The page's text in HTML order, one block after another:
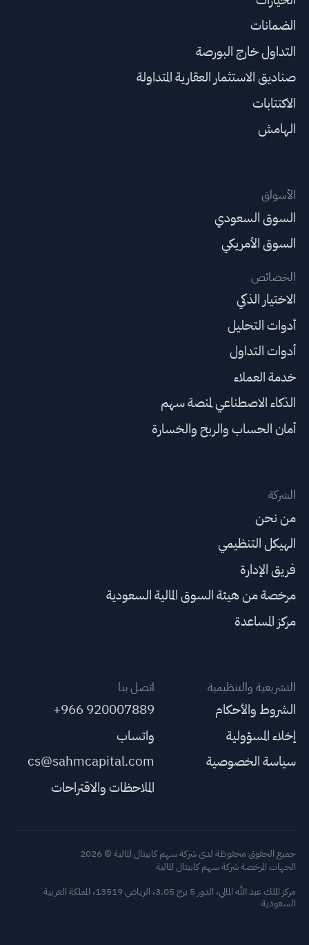
الضمانات
التداول خارج البورصة
صناديق الاستثمار العقارية المتداولة
الاكتتابات
الهامش
الأسواق
السوق السعودي
السوق الأمريكي
الخصائص
الاختيار الذكي
أدوات التحليل
أدوات التداول
خدمة العملاء
الذكاء الاصطناعي لمنصة سهم
أمان الحساب والربح والخسارة
الشركة
من نحن
الهيكل التنظيمي
فريق الإدارة
مرخصة من هيئة السوق المالية السعودية
مركز المساعدة
التشريعية والتنظيمية
الشروط والأحكام
إخلاء المسؤولية
سياسة الخصوصية
اتصل بنا
+966 920007889
واتساب
cs@sahmcapital.com
الملاحظات والاقتراحات
جميع الحقوق محفوظة لدى شركة سهم كابيتال المالية © 2026
الجهات المرخصة شركة سهم كابيتال المالية
مركز الملك عبد الله المالي، الدور 5 برج 3.05، الرياض 13519، المملكة العربية
السعودية